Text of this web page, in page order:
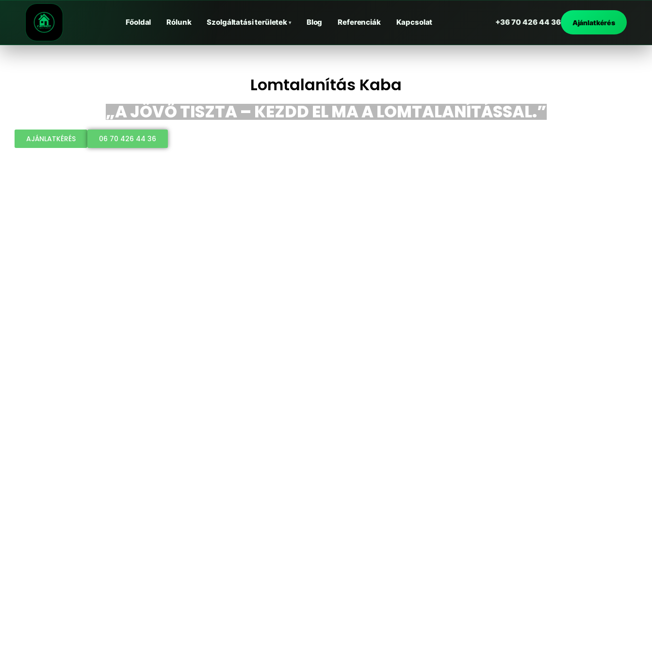
Főoldal Rólunk Szolgáltatási területek ▾ Blog Referenciák Kapcsolat +36 70 426 44 36 Ajánlatkérés
Lomtalanítás Kaba
„A JÖVŐ TISZTA – KEZDD EL MA A LOMTALANÍTÁSSAL.”
AJÁNLATKÉRÉS 06 70 426 44 36